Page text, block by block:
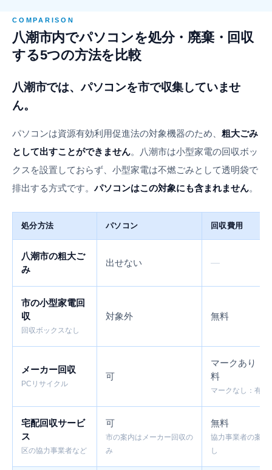
COMPARISON
八潮市内でパソコンを処分・廃棄・回収
する5つの方法を比較
八潮市では、パソコンを市で収集していませ
ん。
パソコンは資源有効利用促進法の対象機器のため、 粗大ごみ
として出すことができません。八潮市は小型家電の回収ボッ
クスを設置しておらず、小型家電は不燃ごみとして透明袋で
排出する方式です。パソコンはこの対象にも含まれません。
処分方法 パソコン 回収費用
八潮市の粗大ご
み
出せない —
市の小型家電回
収
回収ボックスなし
対象外 無料
メーカー回収
PCリサイクル
可
マークあり：
料
マークなし：有料
宅配回収サービ
ス
区の協力事業者など
可
市の案内はメーカー回収の
み
無料
協力事業者の案内
し